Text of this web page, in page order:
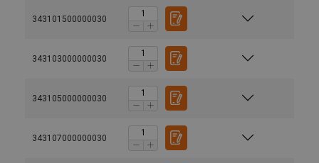
343101500000030
343103000000030
343105000000030
343107000000030